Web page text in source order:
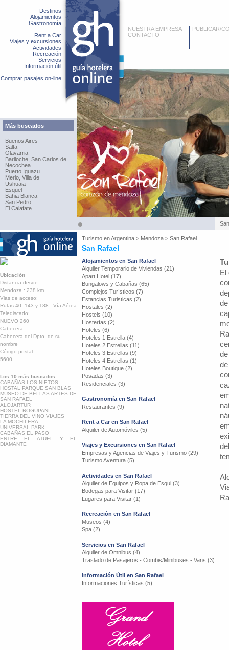
Destinos
Alojamientos
Gastronomía
Rent a Car
Viajes y excursiones
Actividades
Recreación
Servicios
Información útil
Comprar pasajes on-line
Más buscados
Buenos Aires
Salta
Olavarria
Bariloche, San Carlos de
Necochea
Puerto Iguazu
Merlo, Villa de
Ushuaia
Esquel
Bahia Blanca
San Pedro
El Calafate
NUESTRA EMPRESA
CONTACTO
PUBLICAR/
Turismo enArgentina > Mendoza > San Rafael
San Rafael
Ubicación
Distancia desde:
Mendoza : 238 km
Vias de acceso:
Rutas 40, 143 y 188 - Vía Aérea
Telediscado:
NUEVO 260
Cabecera:
Cabecera del Dpto. de su
nombre
Código postal:
5600
Los 10 más buscados
CABAÑAS LOS NIETOS
HOSTAL PARQUE SAN BLAS
MUSEO DE BELLAS ARTES DE
SAN RAFAEL
ALOJARTUR
HOSTEL ROGUPANI
TIERRA DEL VINO VIAJES
LA MOCHILERA
UNIVERSAL PARK
CABAÑAS EL PASO
ENTRE EL ATUEL Y EL
DIAMANTE
Alojamientos en San Rafael
Alquiler Temporario de Viviendas (21)
Apart Hotel (17)
Bungalows y Cabañas (65)
Complejos Turísticos (7)
Estancias Turisticas (2)
Hostales (2)
Hostels (10)
Hosterías (2)
Hoteles (6)
Hoteles 1 Estrella (4)
Hoteles 2 Estrellas (11)
Hoteles 3 Estrellas (9)
Hoteles 4 Estrellas (1)
Hoteles Boutique (2)
Posadas (3)
Residenciales (3)
Gastronomía en San Rafael
Restaurantes (9)
Rent a Car en San Rafael
Alquiler de Automóviles (5)
Viajes y Excursiones en San Rafael
Empresas y Agencias de Viajes y Turismo (29)
Turismo Aventura (5)
Actividades en San Rafael
Alquiler de Equipos y Ropa de Esqui (3)
Bodegas para Visitar (17)
Lugares para Visitar (1)
Recreación en San Rafael
Museos (4)
Spa (2)
Servicios en San Rafael
Alquiler de Omnibus (4)
Traslado de Pasajeros - Combis/Minibuses - Vans (3)
Información Útil en San Rafael
Informaciones Turísticas (5)
El